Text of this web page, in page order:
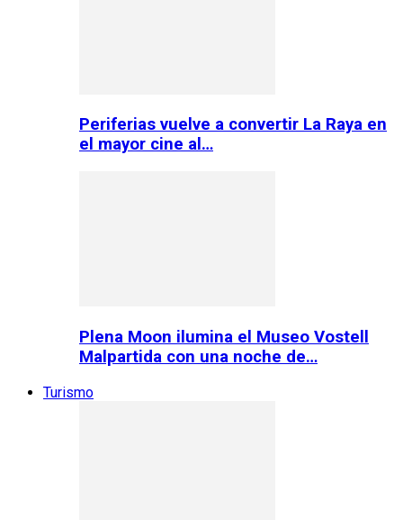
Periferias vuelve a convertir La Raya en
el mayor cine al…
Plena Moon ilumina el Museo Vostell
Malpartida con una noche de…
Turismo